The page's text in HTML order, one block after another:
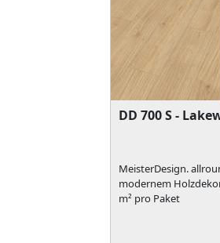
DD 700 S -
MeisterDesign.
modernem
m² pro Paket